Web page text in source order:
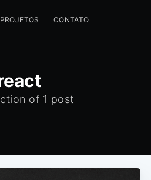
PROJETOS CONTATO
of 1 post